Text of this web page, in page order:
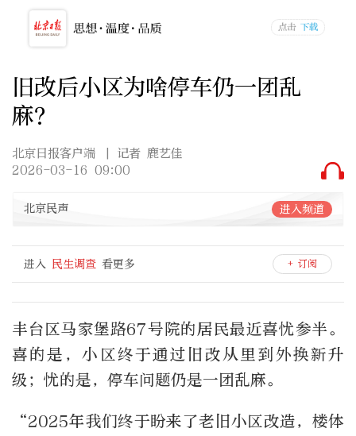
旧改后小区为啥停车仍一团乱
麻？
北京日报客户端
| 记者 鹿艺佳
2026-03-16 09:00
北京民声 进入频道
进入 民生调查 看更多 + 订阅
丰台区马家堡路67号院的居民最近喜忧参半。
喜的是，小区终于通过旧改从里到外换新升
级；忧的是，停车问题仍是一团乱麻。
“2025年我们终于盼来了老旧小区改造，楼体